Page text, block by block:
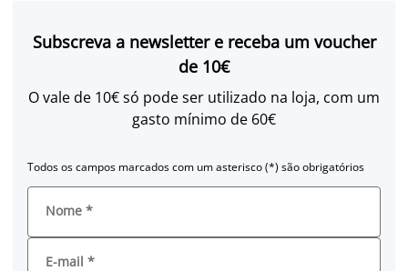
Subscreva a newsletter e receba um voucher
de 10€
O vale de 10€ só pode ser utilizado na loja, com um
gasto mínimo de 60€
Todos os campos marcados com um asterisco (*) são obrigatórios
Nome *
E-mail *